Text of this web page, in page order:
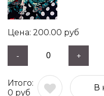
200.00 руб
- +
0 руб
В